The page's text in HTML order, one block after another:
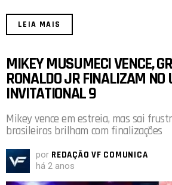
ce
o
o
k
at
A
p
p
LEIA MAIS
MIKEY MUSUMECI VENCE,
RONALDO JR FINALIZAM NO
INVITATIONAL 9
Mikey vence em estreia, mas sai
brasileiros brilham com finalizações
por REDAÇÃO VF COMUNICA
há 2 anos